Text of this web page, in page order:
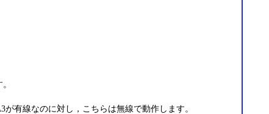
有線なのに対し，こちらは無線で動作します。